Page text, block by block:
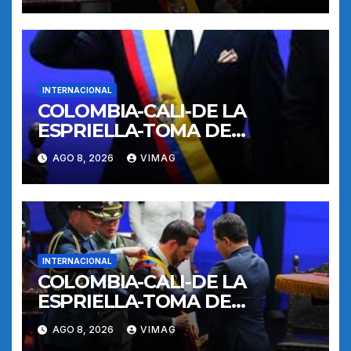
INTERNACIONAL
COLOMBIA-CALI-DE LA
ESPRIELLA-TOMA DE
POSESION
AGO 8, 2026 VIMAG
INTERNACIONAL
COLOMBIA-CALI-DE LA
ESPRIELLA-TOMA DE
POSESION
AGO 8, 2026 VIMAG